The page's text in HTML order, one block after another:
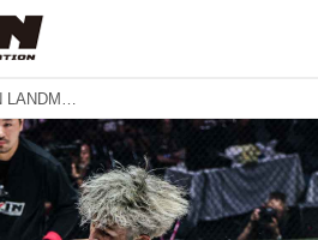
【試合結果】RIZIN LANDMARK 11 in SAPPORO 第4試合／上野空大 vs. ファーパヤップ・GRABS